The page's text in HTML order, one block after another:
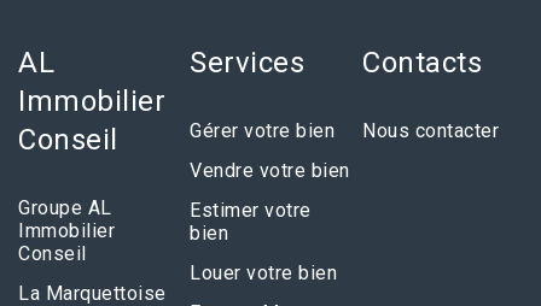
AL
Immobilier
Conseil
Groupe AL
Immobilier
Conseil
La Marquettoise
Services
Gérer votre bien
Vendre votre bien
Estimer votre
bien
Louer votre bien
Contacts
Nous contacter